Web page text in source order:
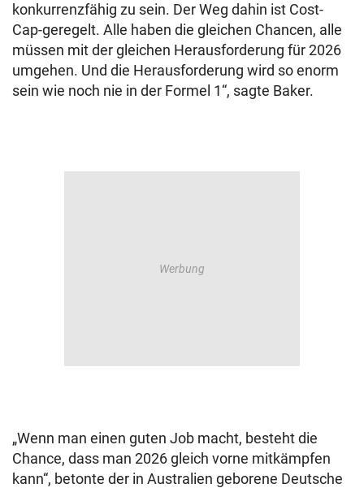
konkurrenzfähig zu sein. Der Weg dahin ist Cost-
Cap-geregelt. Alle haben die gleichen Chancen, alle
müssen mit der gleichen Herausforderung für 2026
umgehen. Und die Herausforderung wird so enorm
sein wie noch nie in der Formel 1“, sagte Baker.
„Wenn man einen guten Job macht, besteht die
Chance, dass man 2026 gleich vorne mitkämpfen
kann“, betonte der in Australien geborene Deutsche